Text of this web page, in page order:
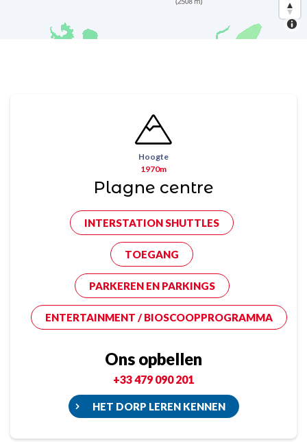
Hoogte
1970m
Plagne centre
INTERSTATION SHUTTLES
TOEGANG
PARKEREN EN PARKINGS
ENTERTAINMENT / BIOSCOOPPROGRAMMA
Ons opbellen
+33 479 090 201
HET DORP LEREN KENNEN